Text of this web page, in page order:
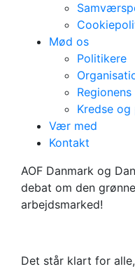
Mød os
Politikere
Kredse
Vær med
Kontakt
Den
AOF Danmark og
debat om den
arbejdsmarked!
Det står klart for